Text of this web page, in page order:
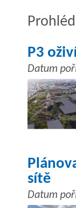
P3
Datum
sítě
Datum